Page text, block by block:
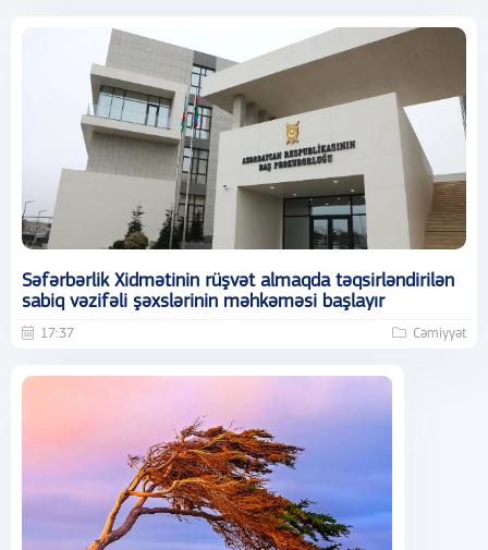
Səfərbərlik Xidmətinin rüşvət almaqda təqsirləndirilən
sabiq vəzifəli şəxslərinin məhkəməsi başlayır
17:37 Cəmiyyət